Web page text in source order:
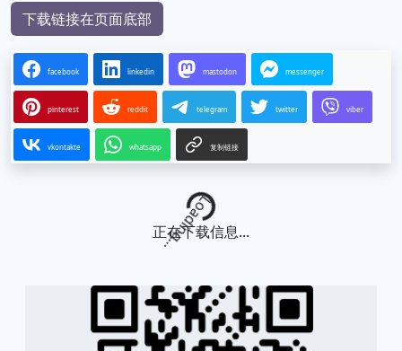
下载链接在页面底部
facebook linkedin mastodon messenger
pinterest reddit telegram twitter viber
vkontakte whatsapp 复制链接
Loading...
正在下载信息...